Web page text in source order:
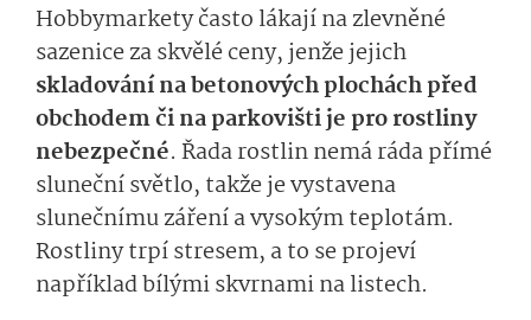
Hobbymarkety často lákají na zlevněné
sazenice za skvělé ceny, jenže jejich
skladování na betonových plochách před
obchodem či na parkovišti je pro rostliny
nebezpečné. Řada rostlin nemá ráda přímé
sluneční světlo, takže je vystavena
slunečnímu záření a vysokým teplotám.
Rostliny trpí stresem, a to se projeví
například bílými skvrnami na listech.